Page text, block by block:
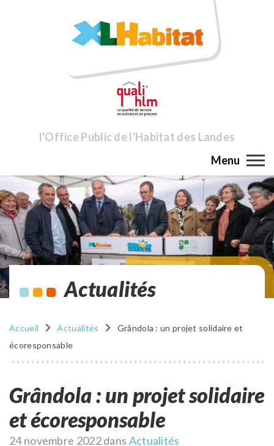
l'Office Public de l'Habitat des Landes
Menu
Actualités
Accueil Actualités
Grândola : un projet solidaire et
écoresponsable
Grândola : un projet solidaire
et écoresponsable
Publié
24 novembre 2022dans Actualités